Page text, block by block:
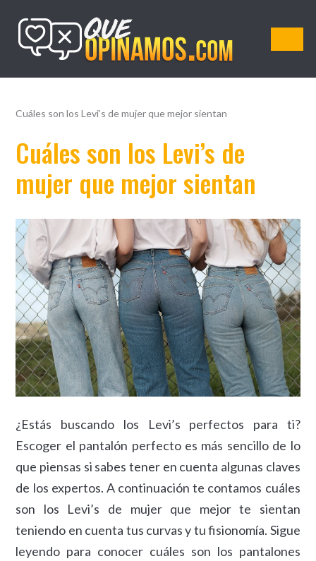
QueOpinamos.com
Cuáles son los Levi’s de mujer que mejor sientan
Cuáles son los Levi’s de
mujer que mejor sientan
¿Estás buscando los Levi’s perfectos para ti?
Escoger el pantalón perfecto es más sencillo de lo
que piensas si sabes tener en cuenta algunas claves
de los expertos. A continuación te contamos cuáles
son los Levi’s de mujer que mejor te sientan
teniendo en cuenta tus curvas y tu fisionomía. Sigue
leyendo para conocer cuáles son los pantalones